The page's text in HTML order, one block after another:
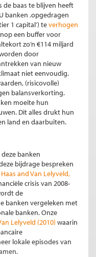
baas te blijven heeft
banken .opgedragen
1 capital’) teverhogen
een buffer voor
zo’n €114 miljard
door
van nieuw
niet eenvoudig.
(risicovolle)
balansverkorting.
moeite hun
Dit alles drukt hun
land en daarbuiten.
banken
bijdrage bespreken
Haas and Van Lelyveld,
crisis van 2008-
de
banken vergeleken met
banken. Onze
Lelyveld (2010) waarin
lokale episodes van